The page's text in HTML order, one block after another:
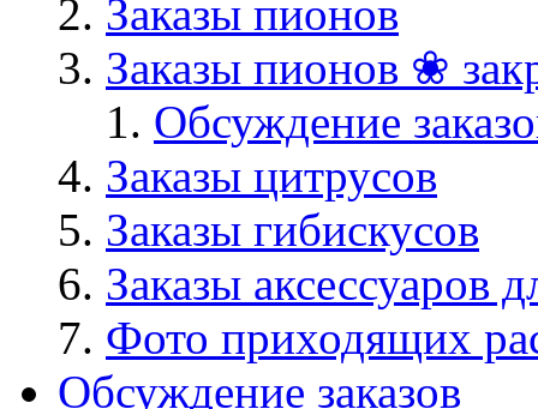
Заказы пионов
Заказы пионов ❀
Обсуждение
Заказы цитрусов
Заказы гибискусов
Заказы аксессуаров
Фото приходящих
Обсуждение заказов